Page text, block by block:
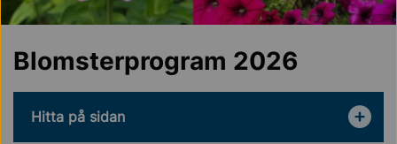
Blomsterprogram 2026
Hitta på sidan